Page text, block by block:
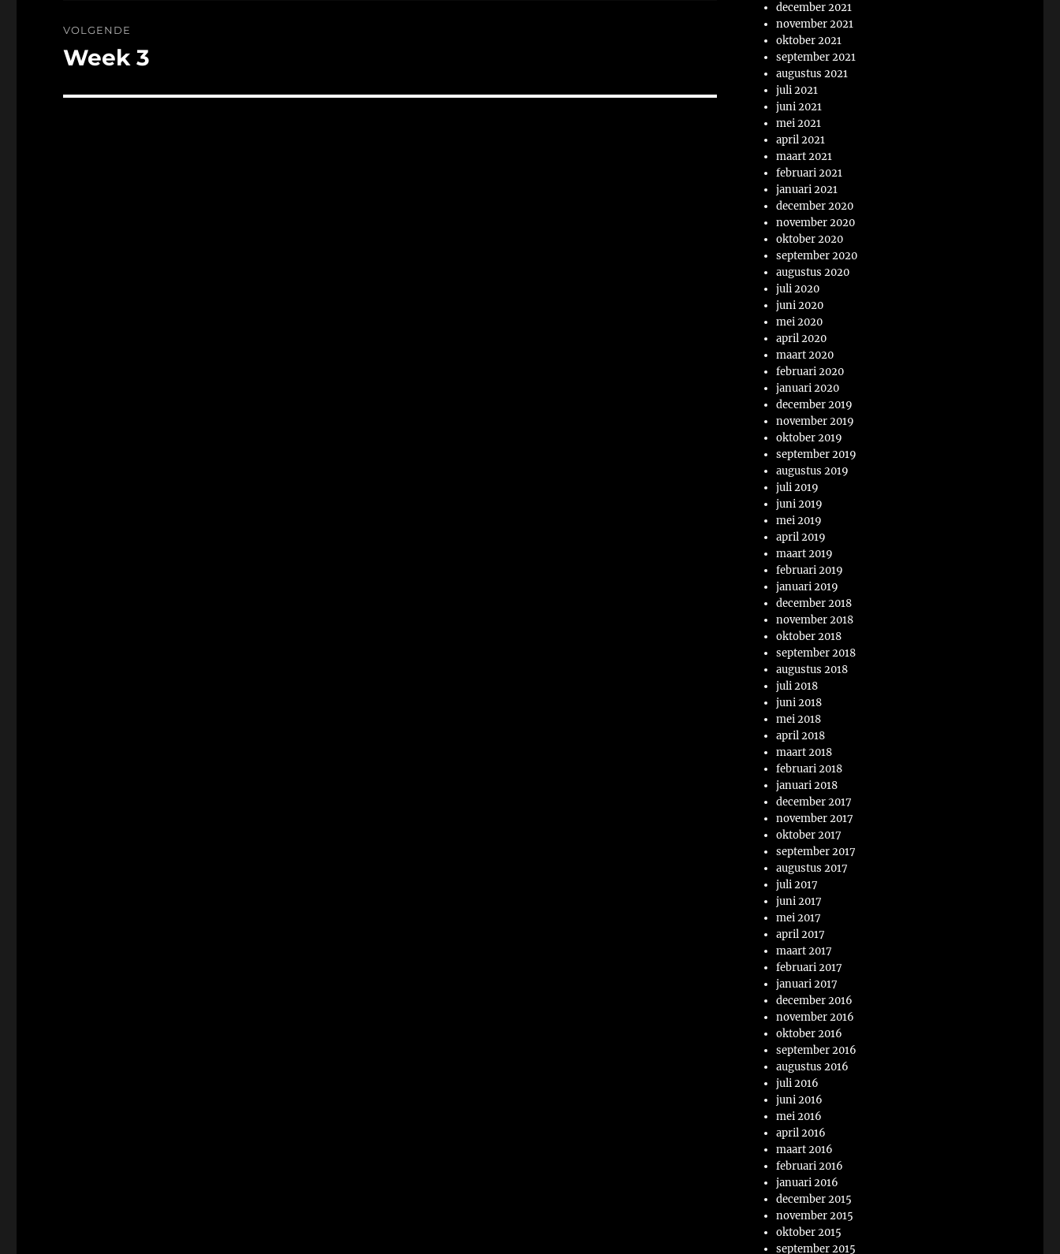
VOLGENDE
Volgend
Week 3
december 2021
november 2021
oktober 2021
september 2021
augustus 2021
juli 2021
juni 2021
mei 2021
april 2021
maart 2021
februari 2021
januari 2021
december 2020
november 2020
oktober 2020
september 2020
augustus 2020
juli 2020
juni 2020
mei 2020
april 2020
maart 2020
februari 2020
januari 2020
december 2019
november 2019
oktober 2019
september 2019
augustus 2019
juli 2019
juni 2019
mei 2019
april 2019
maart 2019
februari 2019
januari 2019
december 2018
november 2018
oktober 2018
september 2018
augustus 2018
juli 2018
juni 2018
mei 2018
april 2018
maart 2018
februari 2018
januari 2018
december 2017
november 2017
oktober 2017
september 2017
augustus 2017
juli 2017
juni 2017
mei 2017
april 2017
maart 2017
februari 2017
januari 2017
december 2016
november 2016
oktober 2016
september 2016
augustus 2016
juli 2016
juni 2016
mei 2016
april 2016
maart 2016
februari 2016
januari 2016
december 2015
november 2015
oktober 2015
september 2015